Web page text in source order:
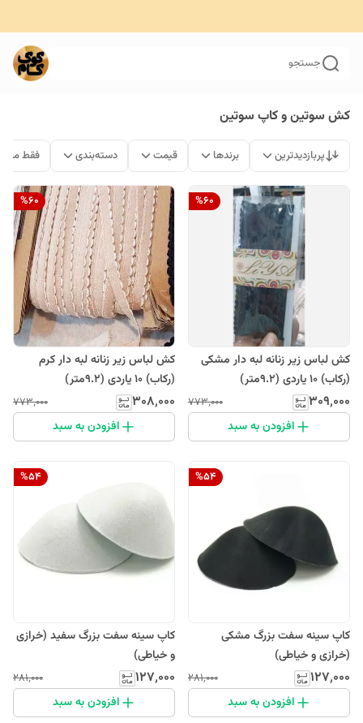
جستجو
کش سوتین و کاپ سوتین
پربازدیدترین برندها قیمت دسته‌بندی فقط
%60
کش لباس زیر زنانه لبه دار مشکی
(رکاب) 10 یاردی (9.2متر)
۳۰۹٬۰۰۰ ۷۷۳٬۰۰۰
افزودن به سبد
%60
کش لباس زیر زنانه لبه دار کرم
(رکاب) 10 یاردی (9.2متر)
۳۰۸٬۰۰۰ ۷۷۳٬۰۰۰
افزودن به سبد
%54
کاپ سینه سفت بزرگ مشکی
(خرازی و خیاطی)
۱۲۷٬۰۰۰ ۲۸۱٬۰۰۰
افزودن به سبد
%54
کاپ سینه سفت بزرگ سفید (خرازی
و خیاطی)
۱۲۷٬۰۰۰ ۲۸۱٬۰۰۰
افزودن به سبد